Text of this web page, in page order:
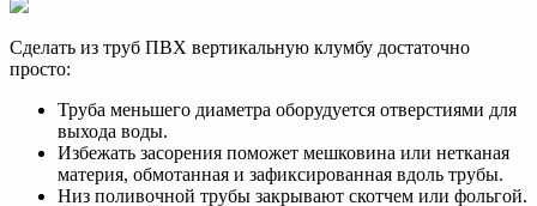
Сделать из труб ПВХ вертикальную клумбу достаточно
просто:
Труба меньшего диаметра оборудуется отверстиями для
выхода воды.
Избежать засорения поможет мешковина или нетканая
материя, обмотанная и зафиксированная вдоль трубы.
Низ поливочной трубы закрывают скотчем или фольгой.